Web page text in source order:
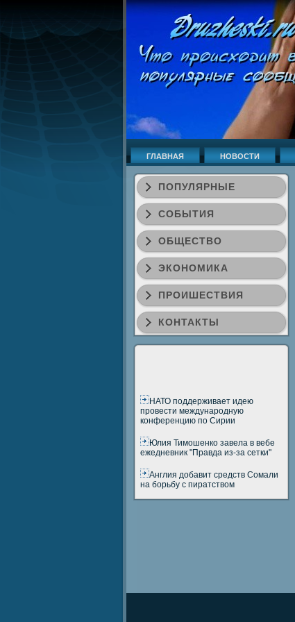
ГЛАВНАЯ НОВОСТИ
ПОПУЛЯРНЫЕ
СОБЫТИЯ
ОБЩЕСТВО
ЭКОНОМИКА
ПРОИШЕСТВИЯ
КОНТАКТЫ
НАТО поддерживает идею
провести международную
конференцию по Сирии
Юлия Тимошенко завела в вебе
ежедневник "Правда из-за сетки"
Англия добавит средств Сомали
на борьбу с пиратством